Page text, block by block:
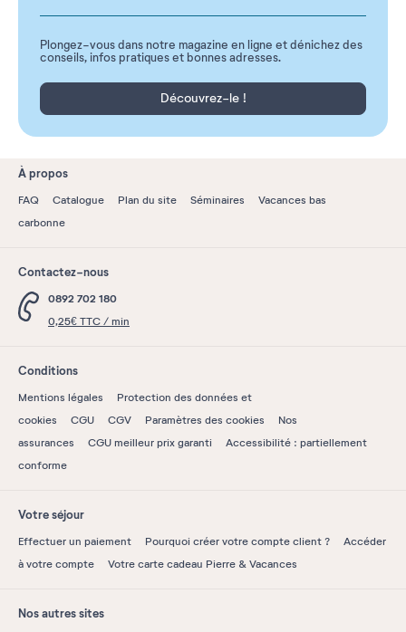
Plongez-vous dans notre magazine en ligne et dénichez des
conseils, infos pratiques et bonnes adresses.
Découvrez-le !
À propos
FAQ Catalogue Plan du site Séminaires
Vacances bas
carbonne
Contactez-nous
0892 702 180
0,25€ TTC / min
Conditions
Mentions légales
Protection des données et
cookies
CGU CGV Paramètres des cookies
Nos
assurances
CGU meilleur prix garanti
Accessibilité : partiellement
conforme
Votre séjour
Effectuer un paiement Pourquoi créer votre compte client ?
Accéder
à votre compte
Votre carte cadeau Pierre & Vacances
Nos autres sites